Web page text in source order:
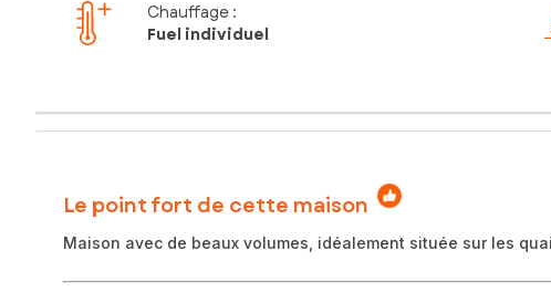
Chauffage :
Fuel individuel
Le point fort de cette maison
Maison avec de beaux volumes, idéalement située sur les